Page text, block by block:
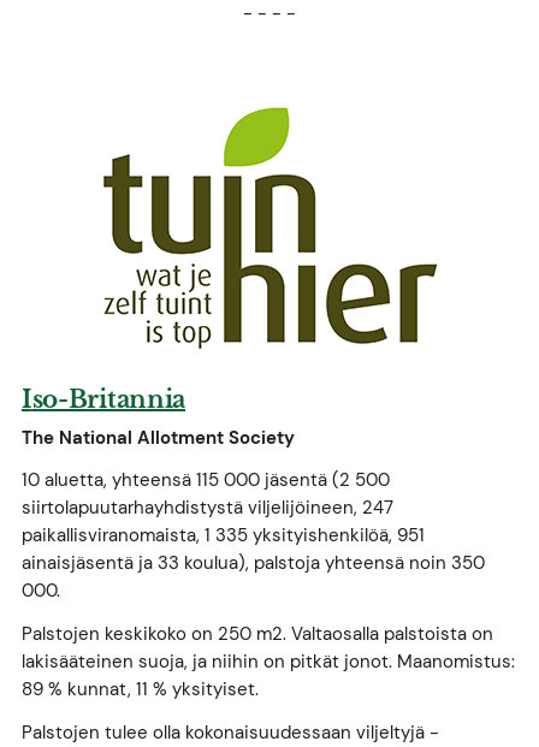
- - - -
Iso-Britannia
The National Allotment Society
10 aluetta, yhteensä 115 000 jäsentä (2 500
siirtolapuutarhayhdistystä viljelijöineen, 247
paikallisviranomaista, 1 335 yksityishenkilöä, 951
ainaisjäsentä ja 33 koulua), palstoja yhteensä noin 350
000.
Palstojen keskikoko on 250 m2. Valtaosalla palstoista on
lakisääteinen suoja, ja niihin on pitkät jonot. Maanomistus:
89 % kunnat, 11 % yksityiset.
Palstojen tulee olla kokonaisuudessaan viljeltyjä -